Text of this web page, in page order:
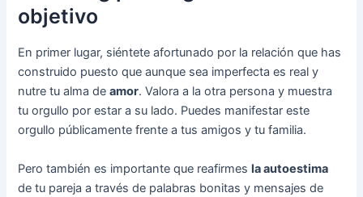
objetivo
En primer lugar, siéntete afortunado por la relación que has
construido puesto que aunque sea imperfecta es real y
nutre tu alma deamor. Valora a la otra persona y muestra
tu orgullo por estar a su lado. Puedes manifestar este
orgullo públicamente frente a tus amigos y tu familia.
Pero también es importante que reafirmesla autoestima
de tu pareja a través de palabras bonitas y mensajes de